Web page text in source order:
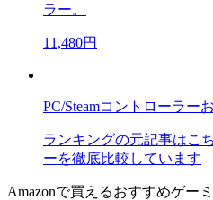
ラー。
11,480円
PC/Steamコントローラー
ランキングの元記事はこ
ーを徹底比較しています
Amazonで買えるおすすめゲー